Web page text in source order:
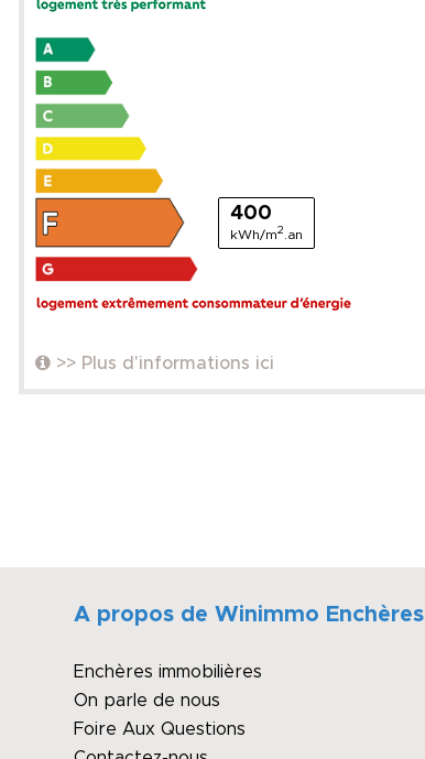
400
kWh/m2 .an
>> Plus d'informations ici
A propos de Winimmo Enchères
Enchères immobilières
On parle de nous
Foire Aux Questions